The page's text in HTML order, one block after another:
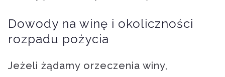
Dowody na winę i okoliczności
rozpadu pożycia
Jeżeli żądamy orzeczenia winy,